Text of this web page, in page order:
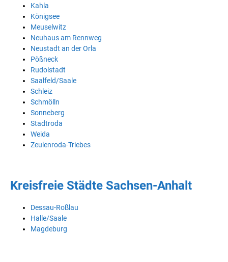
Kahla
Königsee
Meuselwitz
Neuhaus am Rennweg
Neustadt an der Orla
Pößneck
Rudolstadt
Saalfeld/Saale
Schleiz
Schmölln
Sonneberg
Stadtroda
Weida
Zeulenroda-Triebes
Kreisfreie Städte Sachsen-Anhalt
Dessau-Roßlau
Halle/Saale
Magdeburg